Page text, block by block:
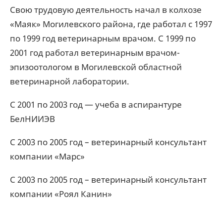
Свою трудовую деятельность начал в колхозе
«Маяк» Могилевского района, где работал с 1997
по 1999 год ветеринарным врачом. С 1999 по
2001 год работал ветеринарным врачом-
эпизоотологом в Могилевской областной
ветеринарной лаборатории.
С 2001 по 2003 год — учеба в аспирантуре
БелНИИЭВ
С 2003 по 2005 год – ветеринарный консультант
компании «Марс»
С 2003 по 2005 год – ветеринарный консультант
компании «Роял Канин»